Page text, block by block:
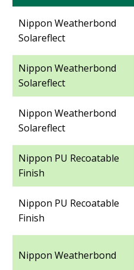
Nippon Weatherbond
Solareflect
Nippon Weatherbond
Solareflect
Nippon Weatherbond
Solareflect
Nippon PU Recoatable
Finish
Nippon PU Recoatable
Finish
Nippon Weatherbond